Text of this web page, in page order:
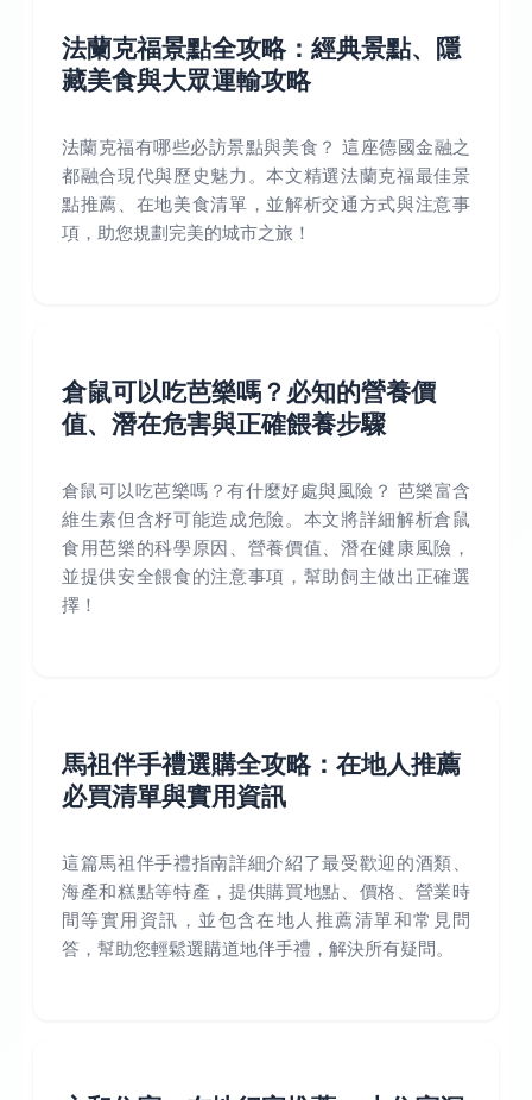
法蘭克福景點全攻略：經典景點、隱
藏美食與大眾運輸攻略
法蘭克福有哪些必訪景點與美食？ 這座德國金融之
都融合現代與歷史魅力。本文精選法蘭克福最佳景
點推薦、在地美食清單，並解析交通方式與注意事
項，助您規劃完美的城市之旅！
倉鼠可以吃芭樂嗎？必知的營養價
值、潛在危害與正確餵養步驟
倉鼠可以吃芭樂嗎？有什麼好處與風險？ 芭樂富含
維生素但含籽可能造成危險。本文將詳細解析倉鼠
食用芭樂的科學原因、營養價值、潛在健康風險，
並提供安全餵食的注意事項，幫助飼主做出正確選
擇！
馬祖伴手禮選購全攻略：在地人推薦
必買清單與實用資訊
這篇馬祖伴手禮指南詳細介紹了最受歡迎的酒類、
海產和糕點等特產，提供購買地點、價格、營業時
間等實用資訊，並包含在地人推薦清單和常見問
答，幫助您輕鬆選購道地伴手禮，解決所有疑問。